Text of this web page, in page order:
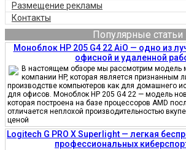
Размещение рекламы
Контакты
Популярные статьи
Моноблок HP 205 G4 22 AiO — одно из
офисной и удаленной
В настоящем обзоре мы рассмотрим модель
компании HP, которая является признанным
производстве компьютеров как для домашнего
для офисов. Моноблок HP 205 G4 22 — модель
которая построена на базе процессоров AMD
отличается неплохой производительностью
ценой
Logitech G PRO X Superlight — легкая
профессиональных